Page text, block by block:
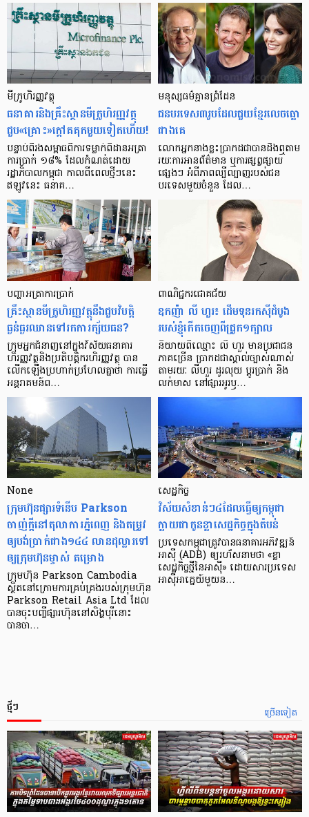
មីក្រូ​ហិរញ្ញវត្ថុ
ធនាគារ​និង​គ្រឹះស្ថាន​មីក្រូ​ហិរញ្ញវត្ថុ​
ជួប«គ្រោះ»ក្តៅ​គគុក​មួយ​ទៀត​ហើយ!
បន្ទាប់​ពី​រង​សម្ពាធ​​ពី​ការ​ទម្លាក់​ពិដាន​អត្រា​
ការ​ប្រាក់ ១៨​% ដែល​កំណត់​ដោយ​
រដ្ឋាភិបាល​កម្ពុជា កាល​ពី​ពេល​ថ្មីៗ​នេះ
ឥឡូវ​នេះ ធនាគ…
មនុស្ស​ធម៌​គ្មាន​ព្រំដែន
ជន​បរទេស​៣​រូប​ដែល​ជួយ​ខ្មែរ​លេច​ធ្លោ​
ជាង​គេ
លោកអ្នក​នាង​ខ្លះ​ប្រាកដ​ជា​បាន​​ដឹង​ឮ​តាម​
រយៈ​ការ​អាន​ព័ត៌មាន ឬ​ការ​ផ្សព្វផ្សាយ​
ផ្សេងៗ អំពី​ភាព​ល្បីល្បាញ​របស់​ជន​
បរទេស​មួយ​ចំនួន ដែល…
បញ្ហា​អត្រា​ការប្រាក់
គ្រឹះស្ថាន​មីក្រូ​ហិរញ្ញវត្ថុ​នឹង​ជួប​វិបត្តិ​
ធ្ងន់ធ្ងរ​ឈាន​ទៅ​រក​ការ​ក្ស័យធន?
ក្រុម​អ្នក​ជំនាញ​នៅ​ក្នុង​វិស័យ​ធនាគារ
ហិរញ្ញវត្ថុ​និង​ប្រតិបត្តិករ​ហិរញ្ញ​វត្ថុ បាន​​
លើក​ឡើង​ប្រហាក់​ប្រហែល​គ្នា​ថា ការ​ធ្វើ​
អន្តរាគមន៍​ព…
ពាណិជ្ជករជោគជ័យ
ឧកញ៉ា លី ហួរ៖ ដើមទុនរកស៊ីដំបូង
របស់ខ្ញុំកើតចេញពីជ្រូក១ក្បាល
និយាយ​ពី​ឈ្មោះ លី ហួរ មាន​ប្រជាជន​
ភាគ​ច្រើន ប្រាកដ​ជា​ស្គាល់​ច្បាស់​ណាស់
តាមរយៈ លីហួរ ដូរ​លុយ ប្តូរ​បា្រក់ និង​
លក់​មាស នៅ​ផ្សារ​អូរ​ឫ…
None
ក្រុមហ៊ុនផ្សារទំនើប Parkson
ចាញ់ក្ដីនៅតុលាការភ្នំពេញ និងតម្រូវ
ឲ្យបង់ប្រាក់ជាង១៤៤ លានដុល្លារទៅ
ឲ្យក្រុមហ៊ុនម្ចាស់ គម្រោង
ក្រុមហ៊ុន Parkson Cambodia
ស្ថិតនៅក្រោមការគ្រប់គ្រងរបស់ក្រុមហ៊ុន
Parkson Retail Asia Ltd ដែល
បានចុះបញ្ចីផ្សារហ៊ុននៅសិង្ហបុរីនោះ
បានចា…
សេដ្ឋកិច្ច​
វិស័យ​សំខាន់ៗ​៤​ដែល​ធ្វើ​ឲ្យ​កម្ពុជា​
ក្លាយ​ជា​កូន​ខ្លា​សេដ្ឋកិច្ច​ក្នុង​តំបន់
ប្រទេស​កម្ពុជា​ត្រូវ​បាន​ធនាគារ​អភិវឌ្ឍន៍​
អាស៊ី (ADB) ឲ្យ​រហ័ស​នាមថា «ខ្លា​
សេដ្ឋកិច្ច​ថ្មី​នៃ​អាស៊ី» ដោយសារ​ប្រទេស​
អាស៊ី​អាគ្នេយ៍​មួយ​ន…
ច្រើនទៀត
ថ្មីៗ